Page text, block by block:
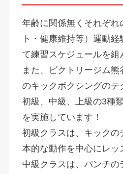
年齢に関係無くそれぞれ
ト・健康維持等）運動
て練習スケジュールを組
また、ビクトリージム
のキックボクシングのテ
初級、中級、上級の3種
を実施しています！
初級クラスは、キックの
本的な動作を中心にレッ
中級クラスは、パンチの